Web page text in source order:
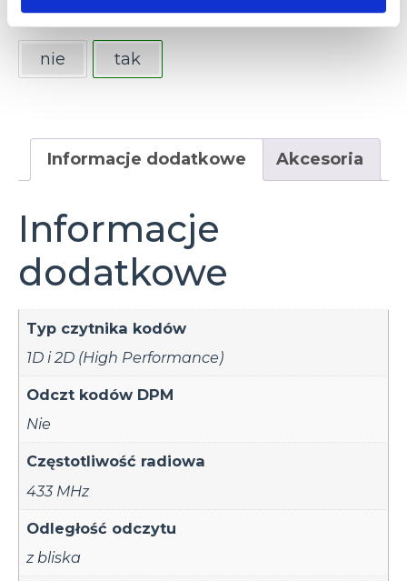
Zasilacz w zestawie
nie
tak
Informacje dodatkowe Akcesoria
Informacje
dodatkowe
Typ czytnika kodów
1D i 2D (High Performance)
Odczt kodów DPM
Nie
Częstotliwość radiowa
433 MHz
Odległość odczytu
z bliska